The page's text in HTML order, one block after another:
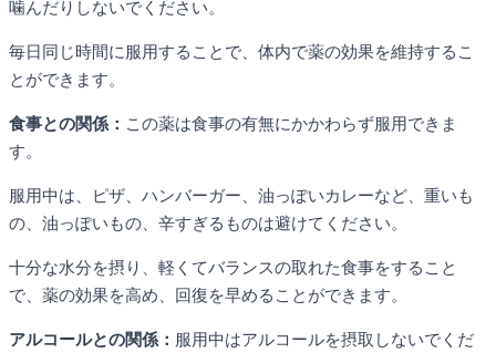
噛んだりしないでください。
毎日同じ時間に服用することで、体内で薬の効果を維持するこ
とができます。
食事との関係： この薬は食事の有無にかかわらず服用できま
す。
服用中は、ピザ、ハンバーガー、油っぽいカレーなど、重いも
の、油っぽいもの、辛すぎるものは避けてください。
十分な水分を摂り、軽くてバランスの取れた食事をすること
で、薬の効果を高め、回復を早めることができます。
アルコールとの関係： 服用中はアルコールを摂取しないでくだ